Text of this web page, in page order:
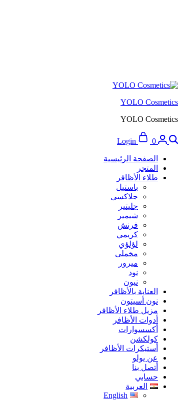
YOLO Cosmetics
YOLO Cosmetics
Search
Login 0
الصفحة الرئيسية
المتجر
طلاء الأظافر
باستيل
جلاكسى
جليتير
شيمير
فرنش
كريمي
لؤلؤي
مخملى
ميرور
نود
نيون
العناية بالأظافر
نون أسيتون
مزيل طلاء الأظافر
أدوات الأظافر
أكسسوارات
كولكشن
أستيكرات الأظافر
عن يولو
أتصل بنا
حسابي
العربية
English